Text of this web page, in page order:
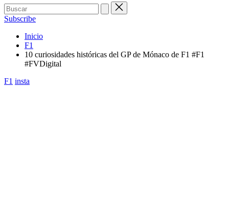
Buscar:
Subscribe
Inicio
F1
10 curiosidades históricas del GP de Mónaco de F1 #F1
#FVDigital
Publicada
F1 insta